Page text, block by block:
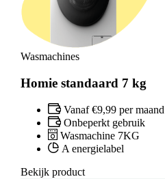
Wasmachines
Homie standaard 7 kg
Vanaf €9,99 per maand
Onbeperkt gebruik
Wasmachine 7KG
A energielabel
Bekijk product